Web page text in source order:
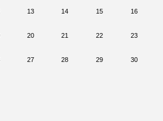
13 14 15 16
20 21 22 23
27 28 29 30